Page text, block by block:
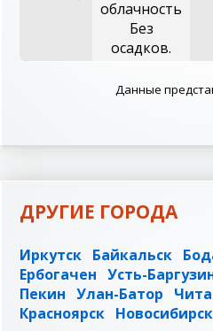
облачность
Без
осадков.
Данные
ДРУГИЕ ГОРОДА
Иркутск Байкальск
Ербогачен Усть-
Пекин Улан-Батор Чита
Красноярск Новосибирск